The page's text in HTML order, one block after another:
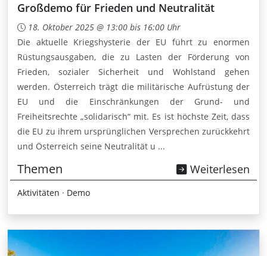
Großdemo für Frieden und Neutralität
18. Oktober 2025 @ 13:00 bis 16:00 Uhr
Die aktuelle Kriegshysterie der EU führt zu enormen
Rüstungsausgaben, die zu Lasten der Förderung von
Frieden, sozialer Sicherheit und Wohlstand gehen
werden. Österreich trägt die militärische Aufrüstung der
EU und die Einschränkungen der Grund- und
Freiheitsrechte „solidarisch“ mit. Es ist höchste Zeit, dass
die EU zu ihrem ursprünglichen Versprechen zurückkehrt
und Österreich seine Neutralität u ...
Themen Weiterlesen
Aktivitäten · Demo